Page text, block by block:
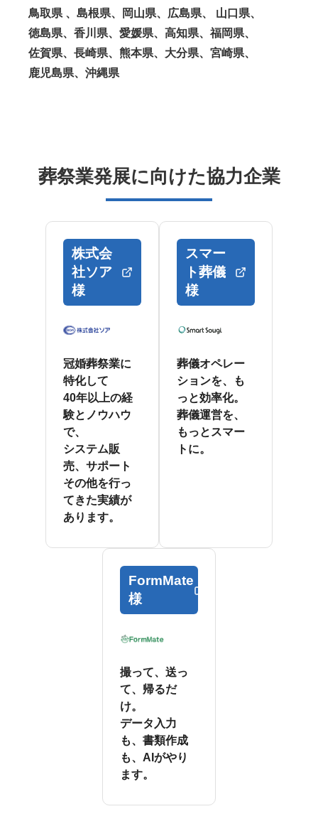
鳥取県 、島根県、岡山県、広島県、 山口県、
徳島県、香川県、愛媛県、高知県、福岡県、
佐賀県、長崎県、熊本県、大分県、宮崎県、
鹿児島県、沖縄県
葬祭業発展に向けた協力企業
株式会
社ソア
様
冠婚葬祭業に
特化して
40年以上の経
験とノウハウ
で、
システム販
売、サポート
その他を行っ
てきた実績が
あります。
スマー
ト葬儀
様
葬儀オペレー
ションを、も
っと効率化。
葬儀運営を、
もっとスマー
トに。
FormMate
様
撮って、送っ
て、帰るだ
け。
データ入力
も、書類作成
も、AIがやり
ます。